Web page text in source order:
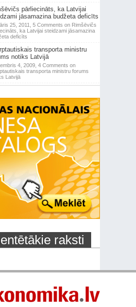
pārliecināts, ka Latvijai
jāsamazina budžeta deficīts
25, 2011, 5 Comments on Rimšēvičs
ka Latvijai steidzami jāsamazina
deficīts
transporta ministru
notiks Latvijā
4, 2009, 4 Comments on
transporta ministru forums
Latvijā
raksti